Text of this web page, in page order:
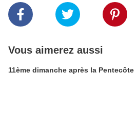
Vous aimerez aussi
11ème dimanche après la Pentecôte